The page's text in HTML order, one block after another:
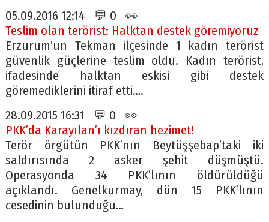
05.09.2016 12:14 💬 0 👀
Teslim olan terörist: Halktan destek göremiyoruz
Erzurum’un Tekman ilçesinde 1 kadın terörist
güvenlik güçlerine teslim oldu. Kadın terörist,
ifadesinde halktan eskisi gibi destek
göremediklerini itiraf etti….
28.09.2015 16:31 💬 0 👀
PKK’da Karayılan’ı kızdıran hezimet!
Terör örgütün PKK’nın Beytüşşebap’taki iki
saldırısında 2 asker şehit düşmüştü.
Operasyonda 34 PKK’lının öldürüldüğü
açıklandı. Genelkurmay, dün 15 PKK’lının
cesedinin bulunduğu…